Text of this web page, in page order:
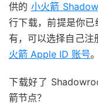
供的 小火箭
行下载，前提是你
有，可以选择自己注
火箭 Apple ID 账号。
下载好了
箭节点？